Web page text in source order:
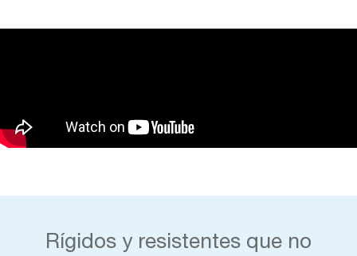
Rígidos y resistentes que no